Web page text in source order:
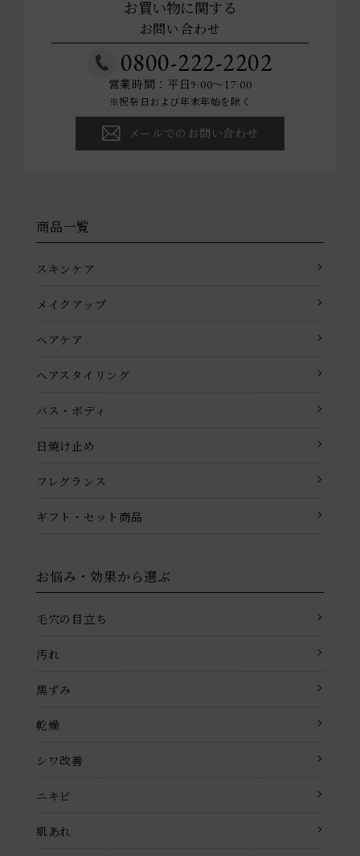
お買い物に関する
お問い合わせ
0800-222-2202
営業時間：平日9:00～17:00
※祝祭日および年末年始を除く
メールでのお問い合わせ
商品一覧
スキンケア
メイクアップ
ヘアケア
ヘアスタイリング
バス・ボディ
日焼け止め
フレグランス
ギフト・セット商品
お悩み・効果から選ぶ
毛穴の目立ち
汚れ
黒ずみ
乾燥
シワ改善
ニキビ
肌あれ